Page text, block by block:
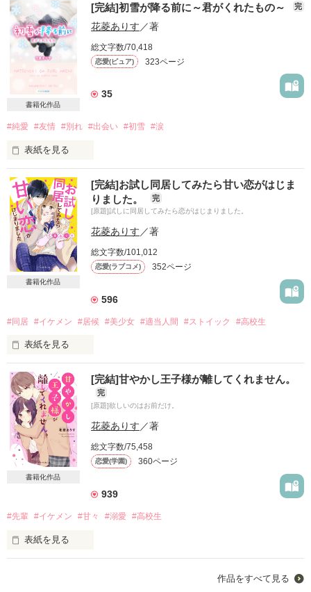
性別不明
年齢不詳
正体が見えない
“正義の”怪盗のお話⭐︎
怪盗がいちばん欲しいものはね、
作品を読む
「うるせぇ襲われてぇのか」
(元)さぼり魔ケンカ常習犯
学校いちの問題児は
「……放課後、資料室に来い」
か弱い羊を所望する
・‥…━━━☆・‥…━━━☆・‥
暴君猛虎
(ふかざわ がく)
×
振り回され羊
×
おっとり？パンダ
笹野拓也
(ささの たくや)
・‥…━━━☆・‥…━━━☆・‥
「浦部さんに深沢は似合わないよ？」
書籍化作品
[完結]初雪が降る前に～君がくれたもの～ 完
花菱ありす ／著
総文字数/70,418
恋愛(ピュア) 323ページ
35
#純愛 #友情 #別れ #出会い #初雪 #涙
表紙を見る
大切な人を失って
悲しみに暮れる
わたしの前に現れたのは
どこまでも優しくて
どこまでも穏やかで
どこまでも愛をくれる
書籍化作品
[完結]お試し同居してみたら甘い恋がはじま
りました。
完
[原題]試しに同居してみたら恋がはじまりました。
花菱ありす ／著
総文字数/101,012
恋愛(ラブコメ) 352ページ
596
#同居 #イケメン #居候 #美少女 #適当人間 #ストイック #高校生
表紙を見る
全寮制の私立女子中学に通ってた私。
王子様が迎えにきてくれないかなーなんて
中学時代夢見てたら
迎えに来るどころか、
中学卒業を期に帰った実家に
なぜか王子様が住んでいました。
書籍化作品
[完結]甘やかし王子様が離してくれません。
完
[原題]欲しいのはお前だけ。
花菱ありす／著
総文字数/75,458
恋愛(学園) 360ページ
939
#先輩 #イケメン #甘々 #溺愛 #高校生
表紙を見る
作品をすべて見る